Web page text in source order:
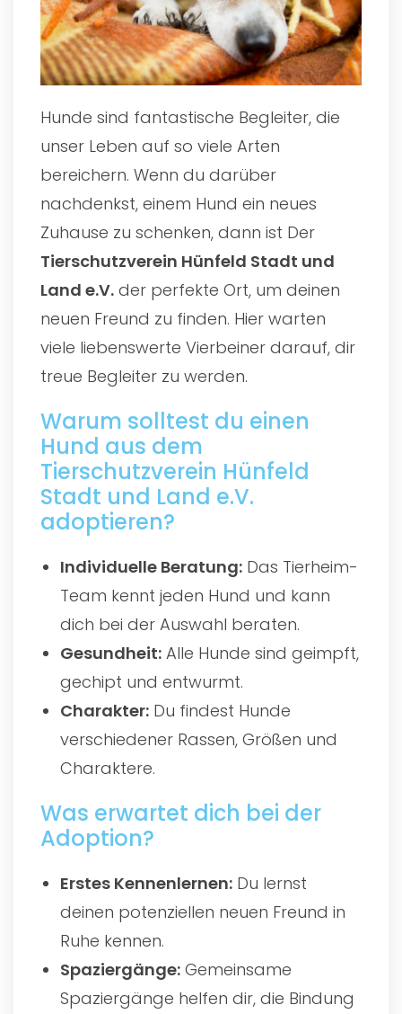
Hunde sind fantastische Begleiter, die
unser Leben auf so viele Arten
bereichern. Wenn du darüber
nachdenkst, einem Hund ein neues
Zuhause zu schenken, dann ist Der
Tierschutzverein Hünfeld Stadt und
Land e.V. der perfekte Ort, um deinen
neuen Freund zu finden. Hier warten
viele liebenswerte Vierbeiner darauf, dir
treue Begleiter zu werden.
Warum solltest du einen
Hund aus dem
Tierschutzverein Hünfeld
Stadt und Land e.V.
adoptieren?
Individuelle Beratung: Das Tierheim-
Team kennt jeden Hund und kann
dich bei der Auswahl beraten.
Gesundheit: Alle Hunde sind geimpft,
gechipt und entwurmt.
Charakter: Du findest Hunde
verschiedener Rassen, Größen und
Charaktere.
Was erwartet dich bei der
Adoption?
Erstes Kennenlernen: Du lernst
deinen potenziellen neuen Freund in
Ruhe kennen.
Spaziergänge: Gemeinsame
Spaziergänge helfen dir, die Bindung